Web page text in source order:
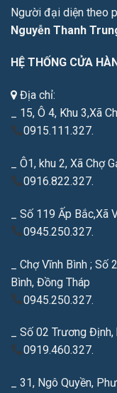
Người đại diện theo
Nguyễn Thanh
HỆ THỐNG CỬA
Địa chỉ:
_ 15, Ô 4, Khu 3,Xã
0915.111.327.
_ Ô1, khu 2, Xã Chợ
0916.822.327.
_ Số 119 Ấp Bắc,Xã
0945.250.327.
_ Chợ Vĩnh Bình ;
Bình, Đồng Tháp
0945.250.327.
_ Số 02 Trương
0919.460.327.
_ 31, Ngô Quyền,